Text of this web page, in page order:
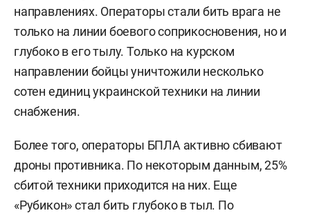
направлениях. Операторы стали бить врага не
только на линии боевого соприкосновения, но и
глубоко в его тылу. Только на курском
направлении бойцы уничтожили несколько
сотен единиц украинской техники на линии
снабжения.
Более того, операторы БПЛА активно сбивают
дроны противника. По некоторым данным, 25%
сбитой техники приходится на них. Еще
«Рубикон» стал бить глубоко в тыл. По